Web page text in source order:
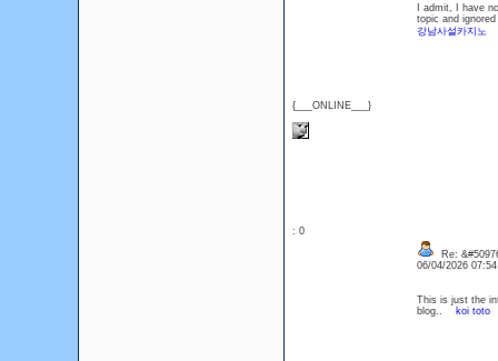
{___ONLINE___}
I admit, I have
topic and
강남사설카지노
: 0
Re:
06/04/2026
This is just the
blog..
koi toto